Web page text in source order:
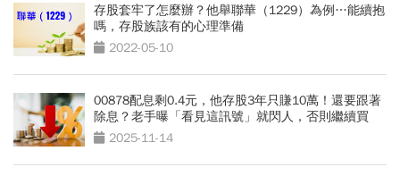
存股套牢了怎麼辦？他舉聯華（1229）為例…能續抱
嗎，存股族該有的心理準備
2022-05-10
00878配息剩0.4元，他存股3年只賺10萬！還要跟著
除息？老手曝「看見這訊號」就閃人，否則繼續買
2025-11-14